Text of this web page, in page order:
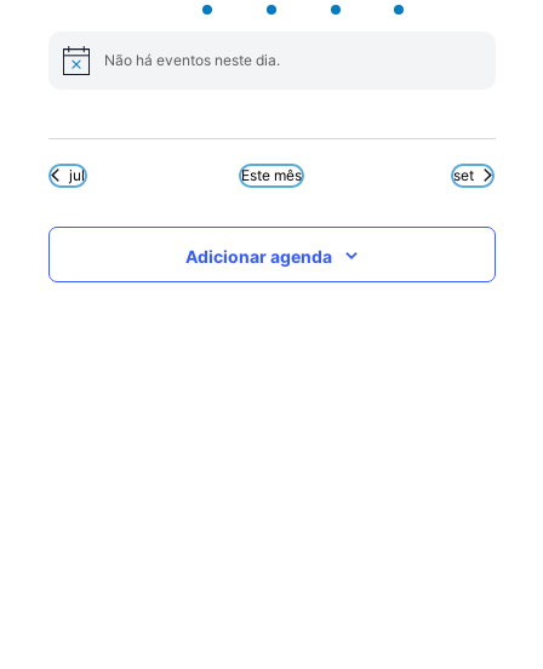
eventoseventoseventosevento
evento
NoticeNão há eventos neste dia.
jul Este mês set
Adicionar agenda